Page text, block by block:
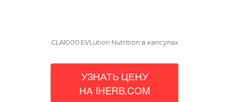
CLA1000 EVLution Nutrition в капсулах
УЗНАТЬ ЦЕНУ
НА IHERB.COM